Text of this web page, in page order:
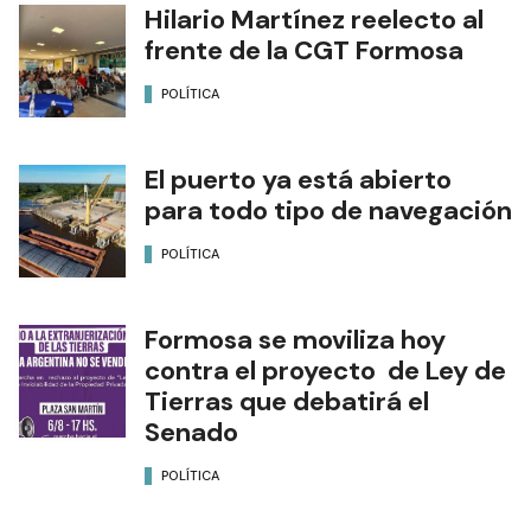
Hilario Martínez reelecto al
frente de la CGT Formosa
POLÍTICA
El puerto ya está abierto
para todo tipo de navegación
POLÍTICA
Formosa se moviliza hoy
contra el proyecto de Ley de
Tierras que debatirá el
Senado
POLÍTICA